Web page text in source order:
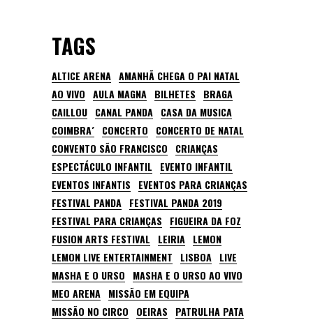
TAGS
ALTICE ARENA AMANHÃ CHEGA O PAI NATAL
AO VIVO AULA MAGNA BILHETES
BRAGA
CAILLOU CANAL PANDA CASA DA MUSICA
COIMBRA´ CONCERTO
CONCERTO DE NATAL
CONVENTO SÃO FRANCISCO
CRIANÇAS
ESPECTÁCULO INFANTIL
EVENTO INFANTIL
EVENTOS INFANTIS
EVENTOS PARA CRIANÇAS
FESTIVAL PANDA FESTIVAL PANDA 2019
FESTIVAL PARA CRIANÇAS
FIGUEIRA DA FOZ
FUSION ARTS FESTIVAL
LEIRIA LEMON
LEMON LIVE ENTERTAINMENT
LISBOA LIVE
MASHA E O URSO
MASHA E O URSO AO VIVO
MEO ARENA MISSÃO EM EQUIPA
MISSÃO NO CIRCO
OEIRAS
PATRULHA PATA